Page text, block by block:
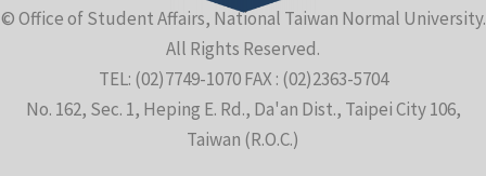
© Office of Student Affairs, National Taiwan Normal University.
All Rights Reserved.
TEL: (02)7749-1070 FAX : (02)2363-5704
No. 162, Sec. 1, Heping E. Rd., Da'an Dist., Taipei City 106,
Taiwan (R.O.C.)